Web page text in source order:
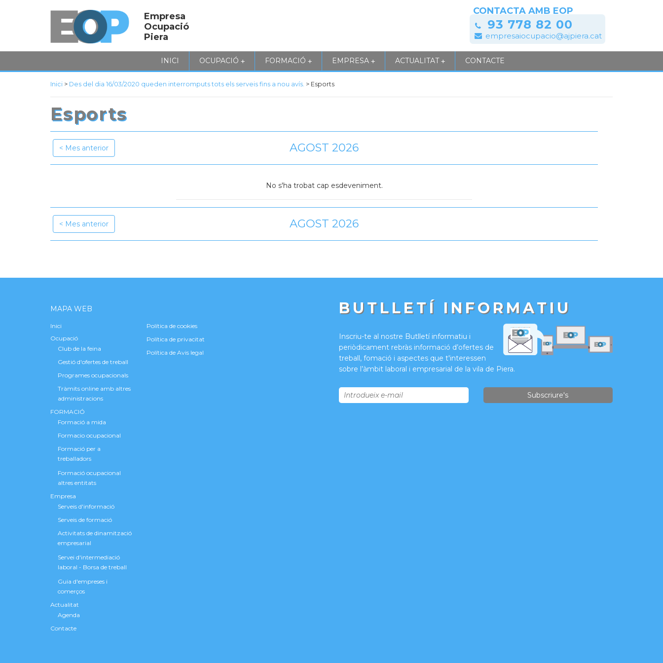
Empresa
Ocupació
Piera
CONTACTA AMB EOP
93 778 82 00
empresaiocupacio@ajpiera.cat
INICI +
OCUPACIÓ +
FORMACIÓ +
EMPRESA +
ACTUALITAT CONTACTE
Inici > Des del dia 16/03/2020 queden interromputs tots els serveis fins a nou avís. > Esports
Esports
Mes anterior AGOST 2026
No s'ha trobat cap esdeveniment.
Mes anterior AGOST 2026
MAPA WEB
Inici
Ocupació
Club de la feina
Gestió d'ofertes de treball
Programes ocupacionals
Tràmits online amb altres
administracions
FORMACIÓ
Formació a mida
Formacio ocupacional
Formació per a
treballadors
Formació ocupacional
altres entitats
Empresa
Serveis d'informació
Serveis de formació
Activitats de dinamització
empresarial
Servei d'intermediació
laboral - Borsa de treball
Guia d'empreses i
comerços
Actualitat
Agenda
Contacte
Política de cookies
Política de privacitat
Política de Avis legal
BUTLLETÍ INFORMATIU
Inscriu-te al nostre Butlletí informatiu i
periòdicament rebràs informació d’ofertes de
treball, fomació i aspectes que t'interessen
sobre l’àmbit laboral i empresarial de la vila de Piera.